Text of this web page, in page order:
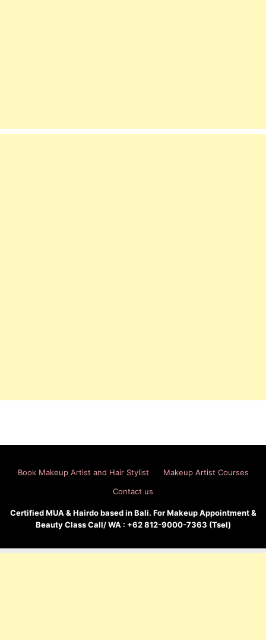
Book Makeup Artist and Hair Stylist
Makeup Artist Courses
Contact us
Certified MUA & Hairdo based in Bali. For Makeup Appointment &
Beauty Class Call/ WA : +62 812-9000-7363 (Tsel)